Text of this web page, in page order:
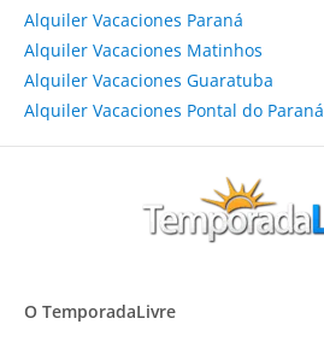
Alquiler Vacaciones Paraná
Alquiler Vacaciones Matinhos
Alquiler Vacaciones Guaratuba
Alquiler Vacaciones Pontal do Paraná
O TemporadaLivre